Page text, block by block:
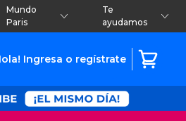
Mundo
Paris
Te
ayudamos
Ingresa o regístrate